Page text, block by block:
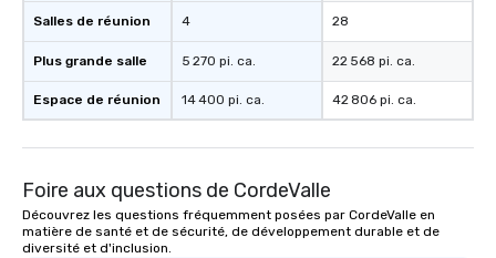
Salles de réunion
Plus grande salle
Espace de réunion
4
5 270 pi. ca.
14 400 pi. ca.
28
22 568 pi. ca.
42 806 pi. ca.
Foire aux questions de CordeValle
Découvrez les questions fréquemment posées par CordeValle en
matière de santé et de sécurité, de développement durable et de
diversité et d'inclusion.